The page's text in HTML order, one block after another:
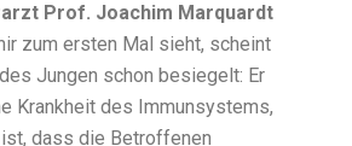
Prof. Joachim Marquardt
zum ersten Mal sieht, scheint
Jungen schon besiegelt: Er
Krankheit des Immunsystems,
dass die Betroffenen